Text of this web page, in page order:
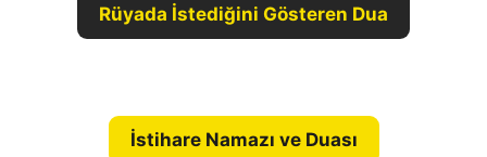
Rüyada İstediğini Gösteren Dua
İstihare Namazı ve Duası